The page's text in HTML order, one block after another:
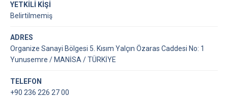
YETKİLİ KİŞİ
Belirtilmemiş
ADRES
Organize Sanayi Bölgesi 5. Kısım Yalçın Özaras Caddesi No: 1
Yunusemre / MANİSA / TÜRKİYE
TELEFON
+90 236 226 27 00